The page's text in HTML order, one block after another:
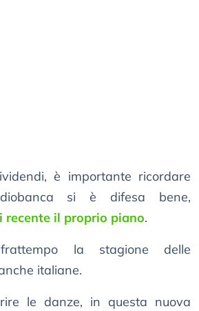
è importante ricordare
si è difesa bene,
recente il proprio piano.
la stagione delle
italiane.
le danze, in questa nuova